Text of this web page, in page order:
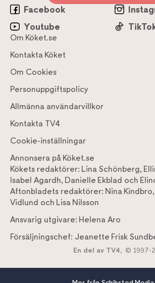
Facebook
Youtube
Om Köket.se
Kontakta Köket
Om Cookies
Personuppgiftspolicy
Allmänna användarvillkor
Kontakta TV4
Cookie-inställningar
Annonsera på Köket.se
Kökets redaktörer: Lina Schönberg,
Isabel Agardh, Danielle Ekblad och
Aftonbladets redaktörer: Nina Kindbro,
Vidlund och Lisa Nilsson
Ansvarig utgivare: Helena Aro
Försäljningschef: Jeanette Frisk
En del av TV4, © 1997-